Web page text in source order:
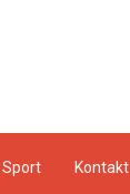
Sport Kontakt